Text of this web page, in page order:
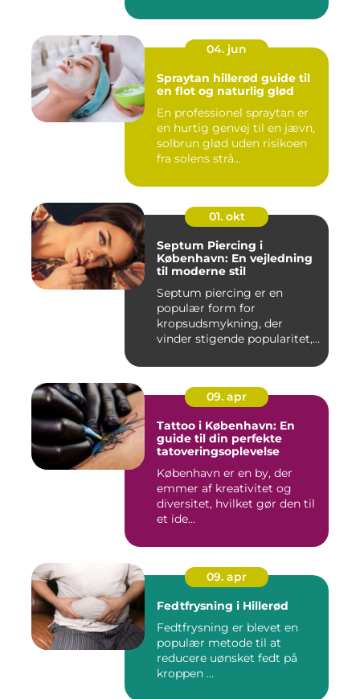
04. jun
Spraytan hillerød guide til
en flot og naturlig glød
En professionel spraytan er
en hurtig genvej til en jævn,
solbrun glød uden risikoen
fra solens strå...
01. okt
Septum Piercing i
København: En vejledning
til moderne stil
Septum piercing er en
populær form for
kropsudsmykning, der
vinder stigende popularitet,
09. apr
Tattoo i København: En
guide til din perfekte
tatoveringsoplevelse
København er en by, der
emmer af kreativitet og
diversitet, hvilket gør den til
et ide...
09. apr
Fedtfrysning i Hillerød
Fedtfrysning er blevet en
populær metode til at
reducere uønsket fedt på
kroppen ...